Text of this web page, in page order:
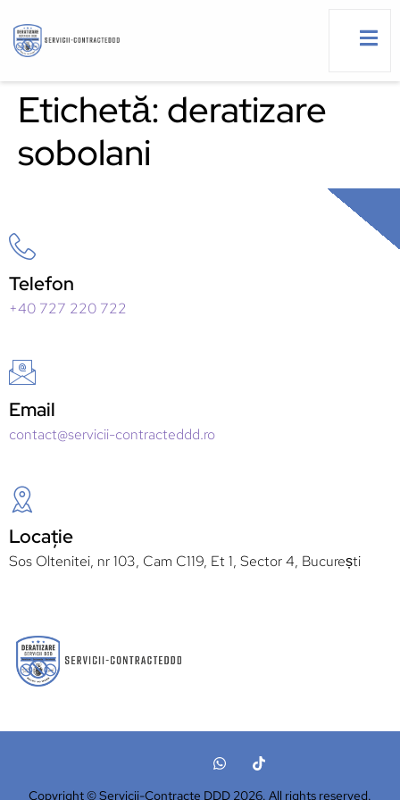
Etichetă: deratizare
sobolani
Telefon
+40 727 220 722
Email
contact@servicii-contracteddd.ro
Locație
Sos Oltenitei, nr 103, Cam C119, Et 1, Sector 4, București
Copyright © Servicii-Contracte DDD 2026. All rights reserved.